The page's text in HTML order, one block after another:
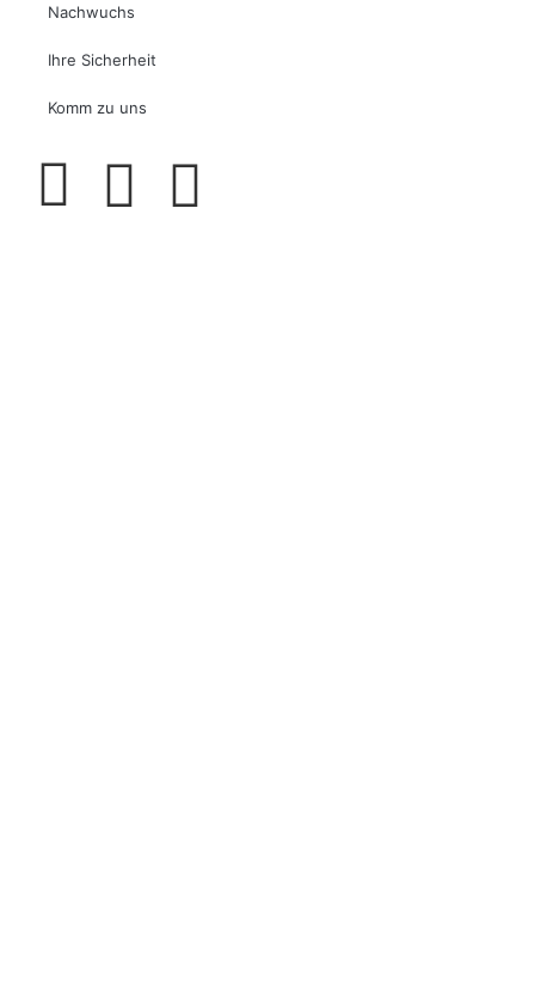
Nachwuchs
Ihre Sicherheit
Komm zu uns